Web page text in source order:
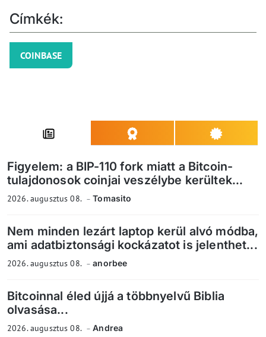
Címkék:
COINBASE
Figyelem: a BIP-110 fork miatt a Bitcoin-
tulajdonosok coinjai veszélybe kerültek...
2026. augusztus 08. Tomasito
Nem minden lezárt laptop kerül alvó módba,
ami adatbiztonsági kockázatot is jelenthet...
2026. augusztus 08. anorbee
Bitcoinnal éled újjá a többnyelvű Biblia
olvasása...
2026. augusztus 08. Andrea